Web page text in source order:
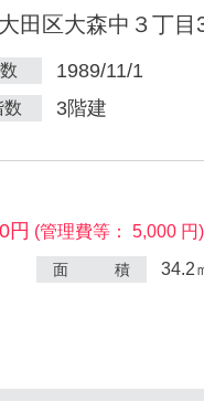
田区大森中３丁目
1989/11/1
数 3階建
円 (管理費等： 5,000 円)
面 積 34.2